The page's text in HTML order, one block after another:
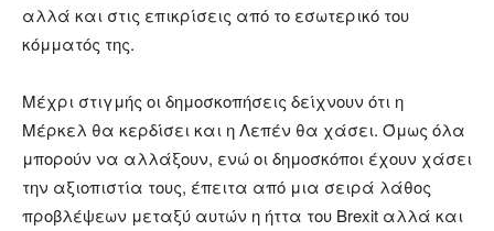
αλλά και στις επικρίσεις από το εσωτερικό του
κόμματός της.
Μέχρι στιγμής οι δημοσκοπήσεις δείχνουν ότι η
Μέρκελ θα κερδίσει και η Λεπέν θα χάσει. Όμως όλα
μπορούν να αλλάξουν, ενώ οι δημοσκόποι έχουν χάσει
την αξιοπιστία τους, έπειτα από μια σειρά λάθος
προβλέψεων μεταξύ αυτών η ήττα του Brexit αλλά και